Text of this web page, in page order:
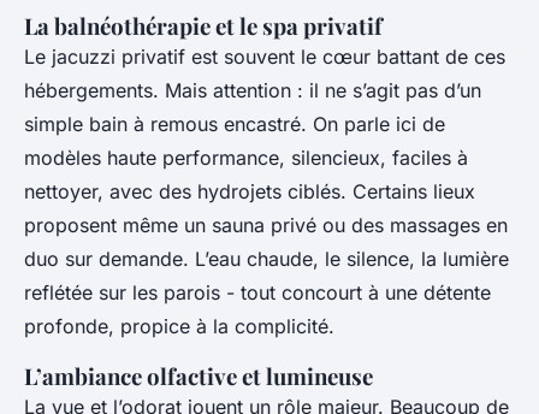
La balnéothérapie et le spa privatif
Le jacuzzi privatif est souvent le cœur battant de ces
hébergements. Mais attention : il ne s’agit pas d’un
simple bain à remous encastré. On parle ici de
modèles haute performance, silencieux, faciles à
nettoyer, avec des hydrojets ciblés. Certains lieux
proposent même un sauna privé ou des massages en
duo sur demande. L’eau chaude, le silence, la lumière
reflétée sur les parois - tout concourt à une détente
profonde, propice à la complicité.
L’ambiance olfactive et lumineuse
La vue et l’odorat jouent un rôle majeur. Beaucoup de